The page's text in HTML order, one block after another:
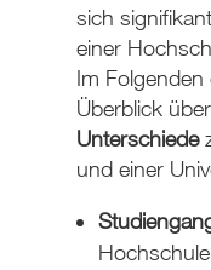
sich
einer
Im
Überblick über
Unterschiede
und einer